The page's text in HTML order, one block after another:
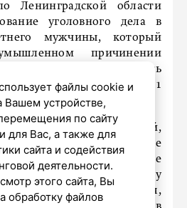
области
уголовного дела в
мужчины, который
причинении
повлекшем смерть
(ч. 4 ст. 111
10 июня обвиняемый,
в селе Копорье
Ленобласти, в ходе
потерпевшим, с которым у
отношения,
файлы cookie и
Вашем устройстве,
по сайту
для Вас, а также для
сайта и содействия
деятельности.
этого сайта, Вы
обработку файлов